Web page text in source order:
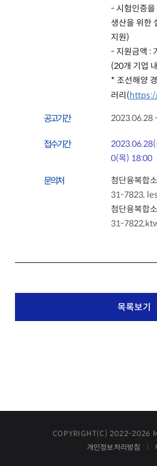
- 시험인증을
생산을 위한
지원)
- 지원금액 :
(20개 기업
* 조선해양
러리(
공 고 기 간 2023.06.28
접 수 기 간
0(목) 18:00
문 의 처 첨단융복합
31-7823,
첨단융복합
31-
목록보기
COPYRIGHT(C) 2022-2026
개인정보처리방침